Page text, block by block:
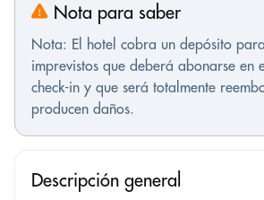
Nota para saber
Nota: El hotel cobra un depósito
imprevistos que deberá abonarse en
check-in y que será totalmente
producen daños.
Descripción general